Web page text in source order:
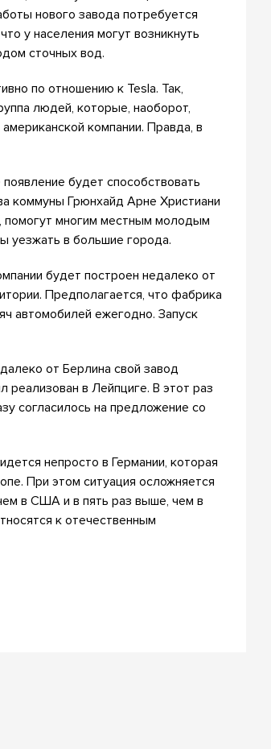
нового завода потребуется
у населения могут возникнуть
сточных вод.
по отношению к Tesla. Так,
людей, которые, наоборот,
компании. Правда, в
будет способствовать
коммуны Грюнхайд Арне Христиани
помогут многим местным молодым
уезжать в большие города.
будет построен недалеко от
Предполагается, что фабрика
автомобилей ежегодно. Запуск
от Берлина свой завод
реализован в Лейпциге. В этот раз
согласилось на предложение со
непросто в Германии, которая
При этом ситуация осложняется
в США и в пять раз выше, чем в
к отечественным